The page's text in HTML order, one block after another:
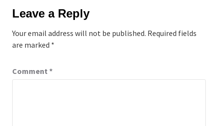
Leave a Reply
Your email address will not be published. Required fields
are marked *
Comment *